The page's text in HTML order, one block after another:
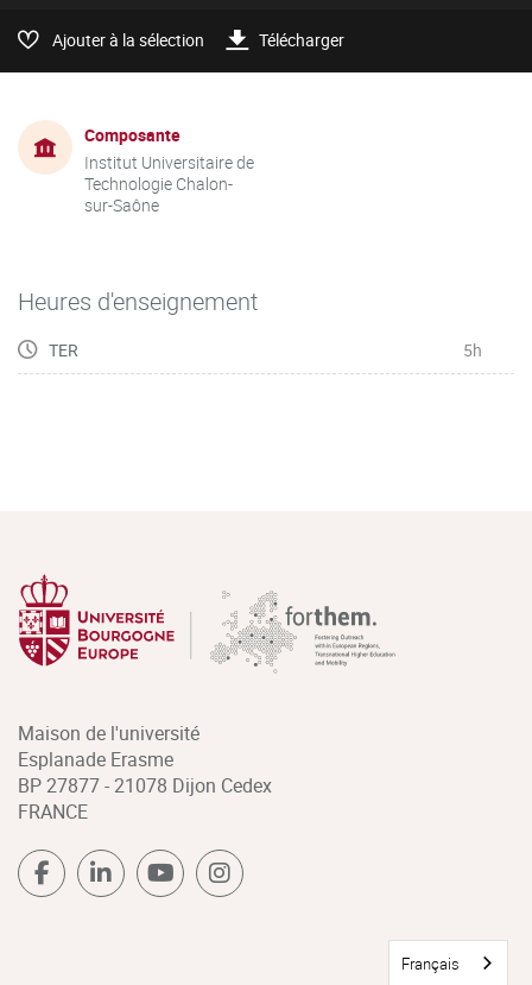
Ajouter à la sélection Télécharger
Composante
Institut Universitaire de
Technologie Chalon-
sur-Saône
Heures d'enseignement
TER 5h
Maison de l'université
Esplanade Erasme
BP 27877 - 21078 Dijon Cedex
FRANCE
Français